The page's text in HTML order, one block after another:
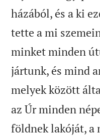
házából, és a ki
tette a mi
minket minden
jártunk, és mind
melyek között
az Úr minden
földnek lakóját, a